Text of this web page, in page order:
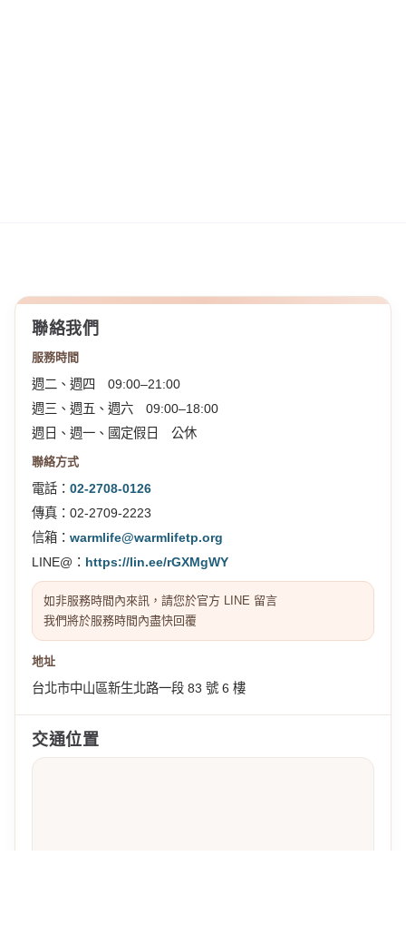
聯絡我們
服務時間
週二、週四 09:00–21:00
週三、週五、週六 09:00–18:00
週日、週一、國定假日 公休
聯絡方式
電話： 02-2708-0126
傳真：02-2709-2223
信箱： warmlife@warmlifetp.org
LINE@： https://lin.ee/rGXMgWY
如非服務時間內來訊，請您於官方 LINE 留言
我們將於服務時間內盡快回覆
地址
台北市中山區新生北路一段 83 號 6 樓
交通位置